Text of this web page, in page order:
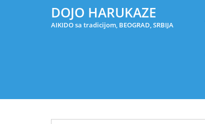
DOJO HARUKAZE
AIKIDO sa tradicijom, BEOGRAD, SRBIJA